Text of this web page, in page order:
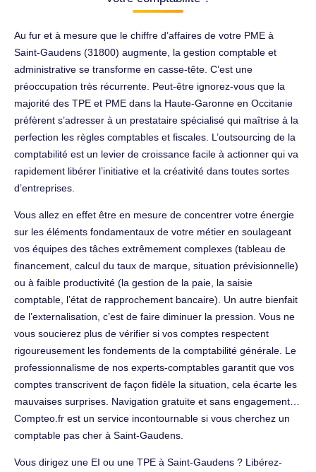
Au fur et à mesure que le chiffre d’affaires de votre PME à
Saint-Gaudens (31800) augmente, la gestion comptable et
administrative se transforme en casse-tête. C’est une
préoccupation très récurrente. Peut-être ignorez-vous que la
majorité des TPE et PME dans la Haute-Garonne en Occitanie
préfèrent s’adresser à un prestataire spécialisé qui maîtrise à la
perfection les règles comptables et fiscales. L’outsourcing de la
comptabilité est un levier de croissance facile à actionner qui va
rapidement libérer l’initiative et la créativité dans toutes sortes
d’entreprises.
Vous allez en effet être en mesure de concentrer votre énergie
sur les éléments fondamentaux de votre métier en soulageant
vos équipes des tâches extrêmement complexes (tableau de
financement, calcul du taux de marque, situation prévisionnelle)
ou à faible productivité (la gestion de la paie, la saisie
comptable, l’état de rapprochement bancaire). Un autre bienfait
de l’externalisation, c’est de faire diminuer la pression. Vous ne
vous soucierez plus de vérifier si vos comptes respectent
rigoureusement les fondements de la comptabilité générale. Le
professionnalisme de nos experts-comptables garantit que vos
comptes transcrivent de façon fidèle la situation, cela écarte les
mauvaises surprises. Navigation gratuite et sans engagement…
Compteo.fr est un service incontournable si vous cherchez un
comptable pas cher à Saint-Gaudens.
Vous dirigez une EI ou une TPE à Saint-Gaudens ? Libérez-